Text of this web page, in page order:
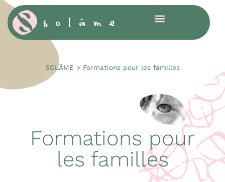
SOLÂME > Formations pour les familles
Formations pour
les familles
Cookies management panel